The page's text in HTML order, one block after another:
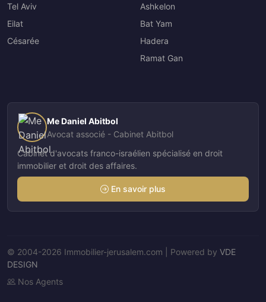
Tel Aviv
Eilat
Césarée
Ashkelon
Bat Yam
Hadera
Ramat Gan
Me Daniel Abitbol
Avocat associé - Cabinet Abitbol
Cabinet d'avocats franco-israélien spécialisé en droit
immobilier et droit des affaires.
En savoir plus
© 2004-2026 Immobilier-jerusalem.com | Powered by VDE
DESIGN
Nos Agents